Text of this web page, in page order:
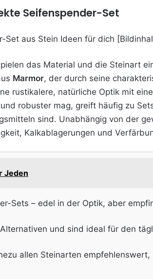
Seifenspender-Set
das Material und die Steinart
Marmor, der durch seine
rustikalere, natürliche Optik mit
robuster mag, greift häufig zu
sind. Unabhängig von der
Kalkablagerungen und
Jeden
Sets – edel in der Optik, aber
und sind ideal für den
allen Steinarten